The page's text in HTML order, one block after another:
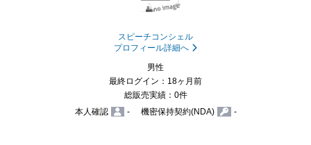
スピーチコンシェル
プロフィール詳細へ
男性
最終ログイン：18ヶ月前
総販売実績：0件
本人確認
- 機密保持契約(NDA) -